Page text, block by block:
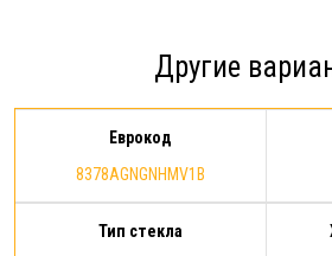
предоставления Расширенной
гарантии: срок действия
Расширенной гарантии - 1 год с
момента…
Другие
Еврокод
8378AGNGNHMV1B
Тип стекла